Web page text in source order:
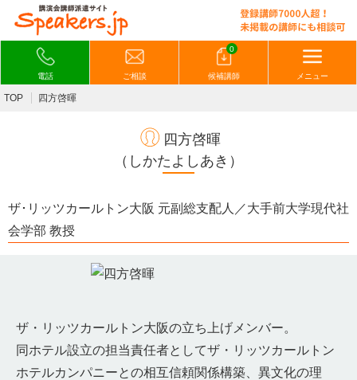
電話 ご相談
0
候補講師 メニュー
TOP 四方啓暉
四方啓暉
（しかたよしあき）
ザ･リッツカールトン大阪 元副総支配人／大手前大学現代社
会学部 教授
ザ・リッツカールトン大阪の立ち上げメンバー。
同ホテル設立の担当責任者としてザ・リッツカールトン
ホテルカンパニーとの相互信頼関係構築、異文化の理